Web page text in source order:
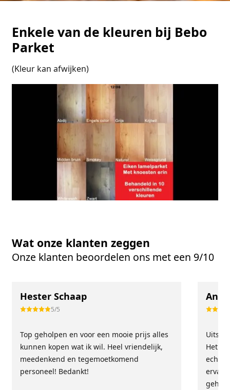
Enkele van de kleuren bij Bebo
Parket
(Kleur kan afwijken)
Wat onze klanten zeggen
Onze klanten beoordelen ons met een 9/10
Hester Schaap
5/5
Top geholpen en voor een mooie prijs alles
kunnen kopen wat ik wil. Heel vriendelijk,
meedenkend en tegemoetkomend
personeel! Bedankt!
Het
echt